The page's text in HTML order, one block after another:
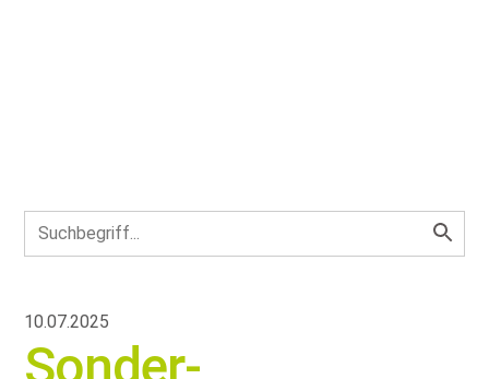
10.07.2025
Sonder-